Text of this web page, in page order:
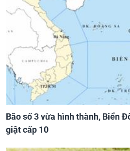
Bão số 3 vừa hình thành, Biển
giật cấp 10